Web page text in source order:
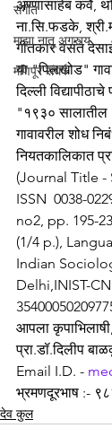
संगीत
माझा नातू अगस्त्य
मणिपूर संघर्ष
अण्णासाहेब कर्वे,
ना.सि.फडके,
गीतकार वसंत
या "पिलखोड"
दिल्ली
"१९३०
गावावरील शोध
नियतकालिकात
(Journal Title
ISSN  0038-
no2, pp. 195-
(1/4 p.),
Indian
Delhi,INIST-
आपला कृपाभिलाषी,
प्रा.डॉ.दिलीप
Email I.D. -
भ्रमणदूरभाष :-
देव कुल